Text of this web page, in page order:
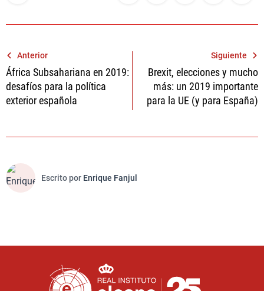
Navegación
de
entradas
Anterior
África Subsahariana en 2019:
desafíos para la política
exterior española
Siguiente
Brexit, elecciones y mucho
más: un 2019 importante
para la UE (y para España)
Escrito por Enrique Fanjul